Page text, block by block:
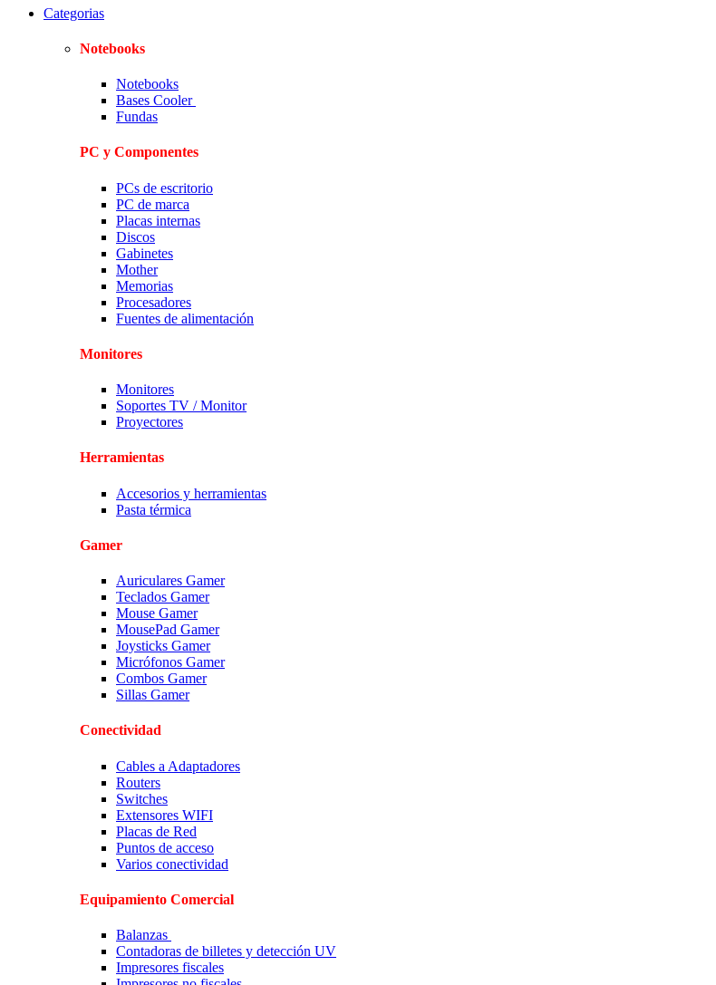
Categorias
Notebooks
Notebooks
Bases Cooler
Fundas
PC y Componentes
PCs de escritorio
PC de marca
Placas internas
Discos
Gabinetes
Mother
Memorias
Procesadores
Fuentes de alimentación
Monitores
Monitores
Soportes TV / Monitor
Proyectores
Herramientas
Accesorios y herramientas
Pasta térmica
Gamer
Auriculares Gamer
Teclados Gamer
Mouse Gamer
MousePad Gamer
Joysticks Gamer
Micrófonos Gamer
Combos Gamer
Sillas Gamer
Conectividad
Cables a Adaptadores
Routers
Switches
Extensores WIFI
Placas de Red
Puntos de acceso
Varios conectividad
Equipamiento Comercial
Balanzas
Contadoras de billetes y detección UV
Impresores fiscales